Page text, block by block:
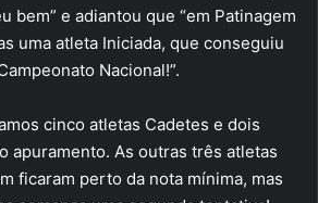
bem” e adiantou que “em Patinagem
uma atleta Iniciada, que conseguiu
Nacional!”.
cinco atletas Cadetes e dois
apuramento. As outras três atletas
ficaram perto da nota mínima, mas